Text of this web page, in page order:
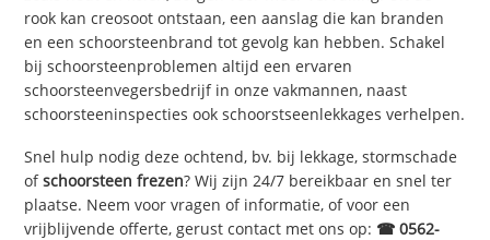
rook kan creosoot ontstaan, een aanslag die kan branden
en een schoorsteenbrand tot gevolg kan hebben. Schakel
bij schoorsteenproblemen altijd een ervaren
schoorsteenvegersbedrijf in onze vakmannen, naast
schoorsteeninspecties ook schoorstseenlekkages verhelpen.
Snel hulp nodig deze ochtend, bv. bij lekkage, stormschade
ofschoorsteen frezen? Wij zijn 24/7 bereikbaar en snel ter
plaatse. Neem voor vragen of informatie, of voor een
vrijblijvende offerte, gerust contact met ons op: ☎ 0562-